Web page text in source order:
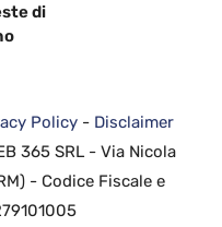
di
Policy - Disclaimer
365 SRL - Via Nicola
- Codice Fiscale e